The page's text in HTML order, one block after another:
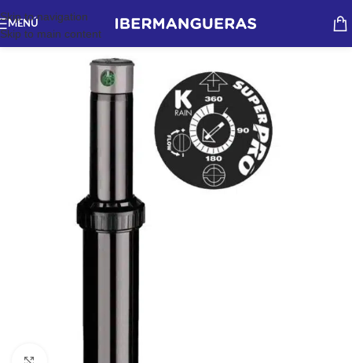
Skip to navigation
Skip to main content
MENÚ